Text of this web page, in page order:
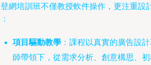
網培訓班不僅教授軟件操作，更注重設
項目驅動教學 ：課程以真實的廣告設
師帶領下，從需求分析、創意構思、